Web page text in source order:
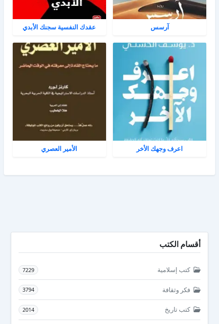
آرسس عقدك النفسية سجنك الأبدي
اعرف وجهك الأخر الأمير العصري
أقسام الكتب
كتب إسلامية 7229
فكر وثقافة 3794
كتب تاريخ 2014